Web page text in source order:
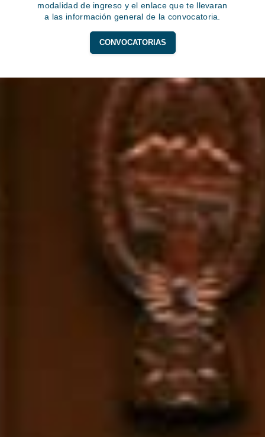
modalidad de ingreso y el enlace que te llevaran
a las información general de la convocatoria.
CONVOCATORIAS